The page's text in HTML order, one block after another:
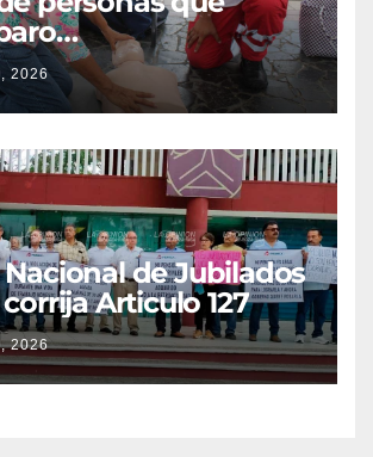
mueren
2026
de Jubilados
Articulo 127
2026